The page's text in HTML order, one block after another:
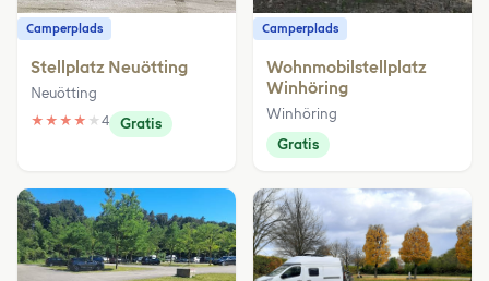
Camperplads
Stellplatz Neuötting
Neuötting
★ ★ ★ ★ ★ 4 Gratis
Camperplads
Wohnmobilstellplatz
Winhöring
Winhöring
Gratis